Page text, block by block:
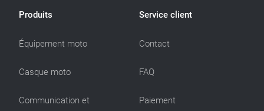
Produits
Équipement moto
Casque moto
Communication et
Service client
Contact
FAQ
Paiement